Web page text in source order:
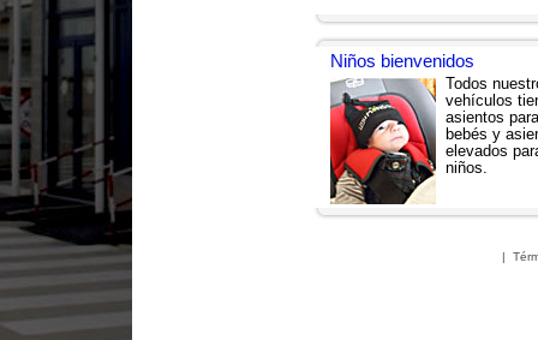
Niños bienvenidos
Todos
vehículos
asientos para
bebés y
elevados
niños.
|